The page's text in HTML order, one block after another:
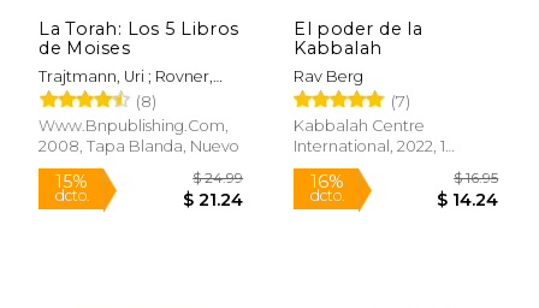
La Torah: Los 5 Libros
de Moises
Trajtmann, Uri ; Rovner,
Yoram
(8)
Www.bnpublishing.com,
2008, Tapa Blanda, Nuevo
El poder de la
Kabbalah
Rav Berg
(7)
Kabbalah Centre
International, 2022, 1
Edición, Tapa Blanda,
Nuevo